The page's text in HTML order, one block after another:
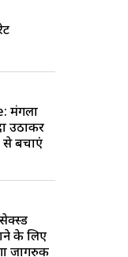
मंगला
उठाकर
बचाएं
के लिए
जागरुक